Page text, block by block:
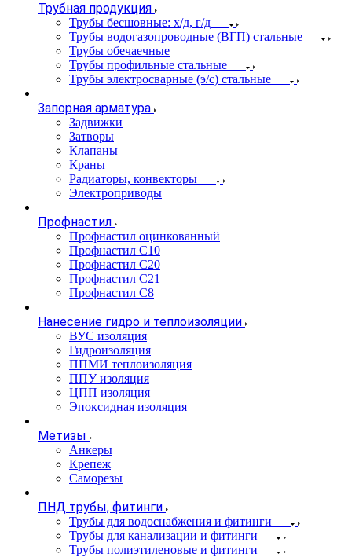
Трубная продукция
Трубы бесшовные: х/д, г/д
Трубы водогазопроводные (ВГП) стальные
Трубы обечаечные
Трубы профильные стальные
Трубы электросварные (э/с) стальные
Запорная арматура
Задвижки
Затворы
Клапаны
Краны
Радиаторы, конвекторы
Электроприводы
Профнастил
Профнастил оцинкованный
Профнастил С10
Профнастил С20
Профнастил С21
Профнастил С8
Нанесение гидро и теплоизоляции
ВУС изоляция
Гидроизоляция
ППМИ теплоизоляция
ППУ изоляция
ЦПП изоляция
Эпоксидная изоляция
Метизы
Анкеры
Крепеж
Саморезы
ПНД трубы, фитинги
Трубы для водоснабжения и фитинги
Трубы для канализации и фитинги
Трубы полиэтиленовые и фитинги